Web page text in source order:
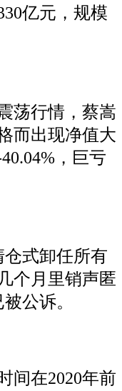
亿元，规模
荡行情，蔡嵩
而出现净值大
，巨亏
仓式卸任所有
个月里销声匿
公诉。
间在2020年前